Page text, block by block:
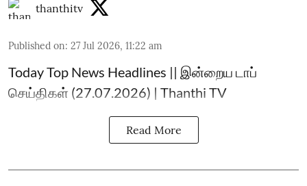
thanthitv
Published on: 27 Jul 2026, 11:22 am
Today Top News Headlines || இன்றைய டாப்
செய்திகள் (27.07.2026) | Thanthi TV
Read More